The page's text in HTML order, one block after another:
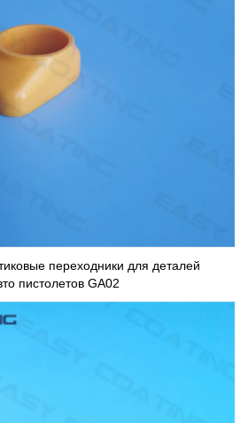
переходники для деталей
пистолетов GA02